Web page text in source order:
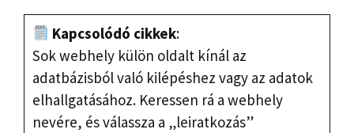
Kapcsolódó cikkek:
Sok webhely külön oldalt kínál az
adatbázisból való kilépéshez vagy az adatok
elhallgatásához. Keressen rá a webhely
nevére, és válassza a „leiratkozás”